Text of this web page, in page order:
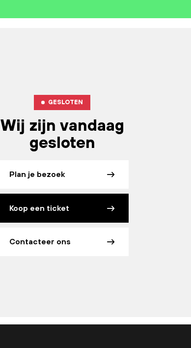
GESLOTEN
Wij zijn vandaag
gesloten
Plan je bezoek
Koop een ticket
Contacteer ons